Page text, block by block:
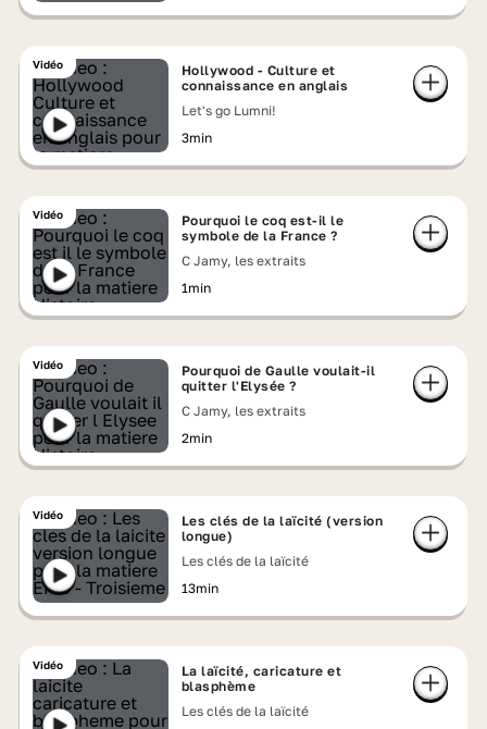
Vidéo
Hollywood - Culture et
connaissance en anglais
Let's go Lumni!
3min
Vidéo
Pourquoi le coq est-il le
symbole de la France ?
C Jamy, les extraits
1min
Vidéo
Pourquoi de Gaulle voulait-il
quitter l'Elysée ?
C Jamy, les extraits
2min
Vidéo
Les clés de la laïcité (version
longue)
Les clés de la laïcité
13min
Vidéo
La laïcité, caricature et
blasphème
Les clés de la laïcité